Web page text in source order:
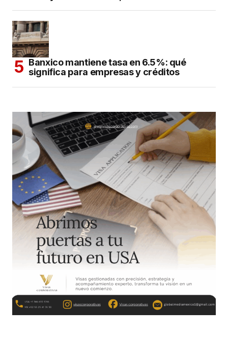
Banxico mantiene tasa en 6.5%: qué
significa para empresas y créditos